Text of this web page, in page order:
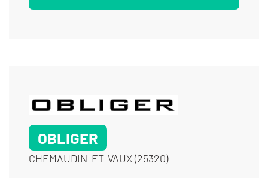
OBLIGER
CHEMAUDIN-ET-VAUX (25320)